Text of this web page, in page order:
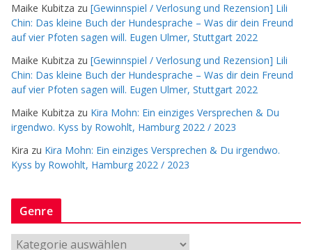
Maike Kubitza zu [Gewinnspiel / Verlosung und Rezension] Lili
Chin: Das kleine Buch der Hundesprache – Was dir dein Freund
auf vier Pfoten sagen will. Eugen Ulmer, Stuttgart 2022
Maike Kubitza zu [Gewinnspiel / Verlosung und Rezension] Lili
Chin: Das kleine Buch der Hundesprache – Was dir dein Freund
auf vier Pfoten sagen will. Eugen Ulmer, Stuttgart 2022
Maike Kubitza zu Kira Mohn: Ein einziges Versprechen & Du
irgendwo. Kyss by Rowohlt, Hamburg 2022 / 2023
Kira zu Kira Mohn: Ein einziges Versprechen & Du irgendwo.
Kyss by Rowohlt, Hamburg 2022 / 2023
Genre
G